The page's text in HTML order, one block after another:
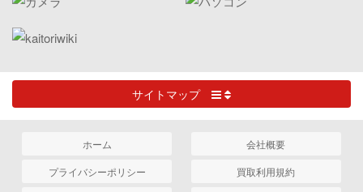
サイトマップ
ホーム
会社概要
プライバシーポリシー
買取利用規約